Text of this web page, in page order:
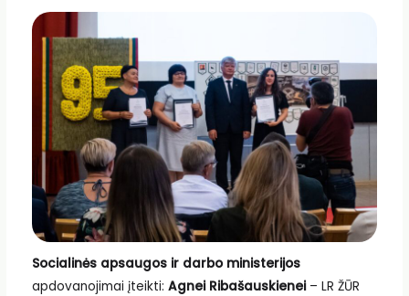
Socialinės apsaugos ir darbo ministerijos
apdovanojimai įteikti: Agnei Ribašauskienei– LR ŽŪR